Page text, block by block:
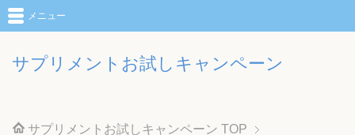
サプリメントお試しキャンペーン
メニュー
サプリメントお試しキャンペーン TOP